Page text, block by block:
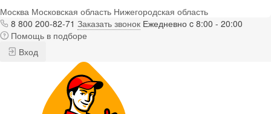
Москва Московская область Нижегородская область
8 800 200-82-71 Заказать звонок Ежедневно c 8:00 - 20:00
Помощь в подборе
Вход